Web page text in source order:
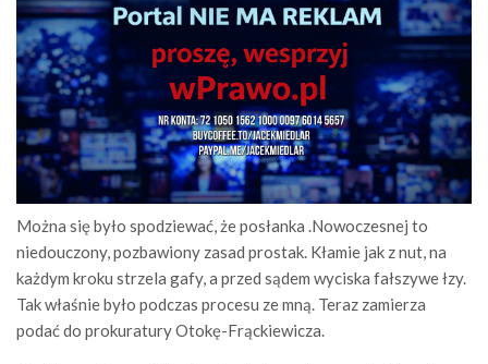
Można się było spodziewać, że posłanka .Nowoczesnej to
niedouczony, pozbawiony zasad prostak. Kłamie jak z nut, na
każdym kroku strzela gafy, a przed sądem wyciska fałszywe łzy.
Tak właśnie było podczas procesu ze mną. Teraz zamierza
podać do prokuratury Otokę-Frąckiewicza.